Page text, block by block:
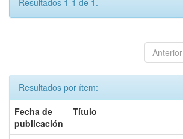
Resultados 1-1 de 1.
Anterior
Resultados por ítem:
Fecha de
publicación
Título